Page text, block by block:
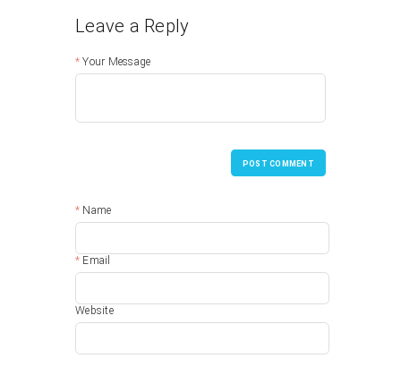
Leave a Reply
Your Message
POST COMMENT
Name
Email
Website